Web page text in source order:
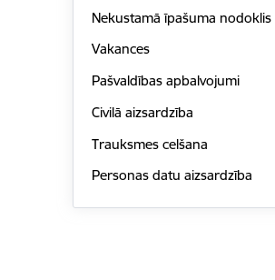
Nekustamā īpašuma nodoklis
Vakances
Pašvaldības apbalvojumi
Civilā aizsardzība
Trauksmes celšana
Personas datu aizsardzība